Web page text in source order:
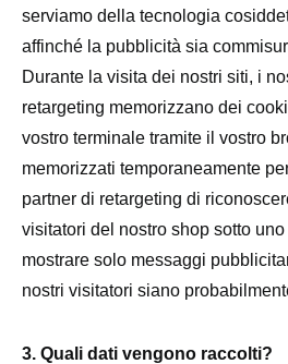
serviamo della tecnologia
affinché la pubblicità sia
Durante la visita dei nostri siti, i
retargeting memorizzano dei
vostro terminale tramite il vostro
memorizzati temporaneamente
partner di retargeting di
visitatori del nostro shop sotto
mostrare solo messaggi
nostri visitatori siano
3. Quali dati vengono raccolti?